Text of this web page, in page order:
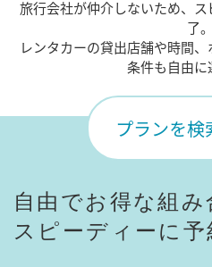
旅行会社が仲介しないため、
ス
了。
レンタカーの貸出店舗や時間、
条件も自由に
プランを
自由でお得な組み
スピーディーに